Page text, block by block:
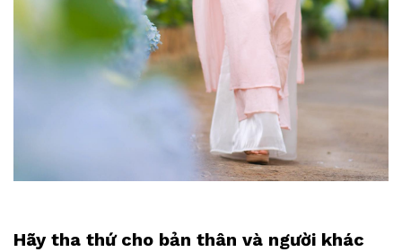
Hãy tha thứ cho bản thân và người khác